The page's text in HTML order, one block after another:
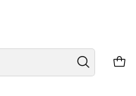
Manuel Serrat
a hierba - Serrat